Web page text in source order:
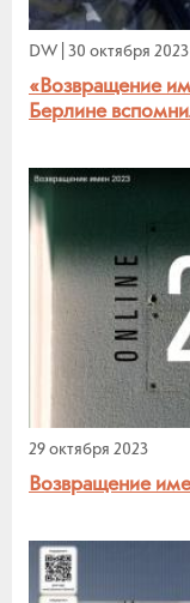
DW 30 октября 2023
«Возвращение
Берлине
29 октября 2023
Возвращение